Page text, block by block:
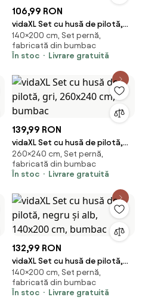
106,99 RON
vidaXL Set cu husă de pilotă,
gri, 140x200 cm, bumbac
140×200 cm, Set pernă,
fabricată din bumbac
În stoc
Livrare gratuită
139,99 RON
vidaXL Set cu husă de pilotă,
gri, 260x240 cm, bumbac
260×240 cm, Set pernă,
fabricată din bumbac
În stoc
Livrare gratuită
132,99 RON
vidaXL Set cu husă de pilotă,
negru și alb, 140x200 cm,
bumbac
140×200 cm, Set pernă,
fabricată din bumbac
În stoc
Livrare gratuită